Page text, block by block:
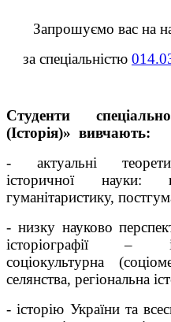
Запрошуємо вас на
за спеціальністю
Студенти
(Історія)» вивчають:
- актуальні
історичної науки:
гуманітаристику,
- низку науково
історіографії –
соціокультурна
селянства, регіональна
- історію України та